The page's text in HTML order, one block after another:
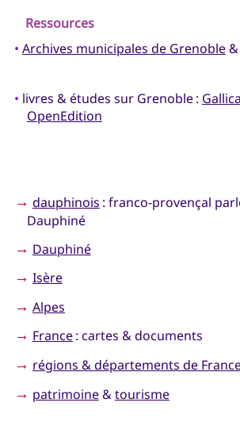
Ressources
• Archives municipales de Grenoble&
• livres & études sur Grenoble : Gallica
OpenEdition
→ dauphinois : franco-provençal
Dauphiné
→ Dauphiné
→ Isère
→ Alpes
→ France: cartes & documents
→ régions & départements de
→ patrimoine&tourisme